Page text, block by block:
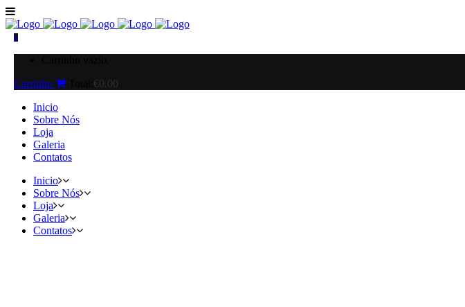
0
Carrinho
€0.00
Inicio
Sobre Nós
Loja
Galeria
Contatos
Inicio
Sobre Nós
Loja
Galeria
Contatos